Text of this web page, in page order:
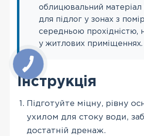
облицювальний
для підлог у зонах з
середньою прохідністю,
у житлових приміщеннях.
Інструкція
Підготуйте міцну, рівну
ухилом для стоку води,
достатній дренаж.